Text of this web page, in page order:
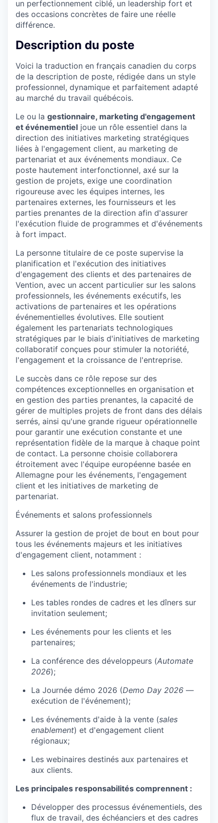
un perfectionnement ciblé, un leadership fort et
des occasions concrètes de faire une réelle
différence.
Description du poste
Voici la traduction en français canadien du corps
de la description de poste, rédigée dans un style
professionnel, dynamique et parfaitement adapté
au marché du travail québécois.
Le ou la gestionnaire, marketing d'engagement
et événementiel joue un rôle essentiel dans la
direction des initiatives marketing stratégiques
liées à l'engagement client, au marketing de
partenariat et aux événements mondiaux. Ce
poste hautement interfonctionnel, axé sur la
gestion de projets, exige une coordination
rigoureuse avec les équipes internes, les
partenaires externes, les fournisseurs et les
parties prenantes de la direction afin d'assurer
l'exécution fluide de programmes et d'événements
à fort impact.
La personne titulaire de ce poste supervise la
planification et l'exécution des initiatives
d'engagement des clients et des partenaires de
Vention, avec un accent particulier sur les salons
professionnels, les événements exécutifs, les
activations de partenaires et les opérations
événementielles évolutives. Elle soutient
également les partenariats technologiques
stratégiques par le biais d'initiatives de marketing
collaboratif conçues pour stimuler la notoriété,
l'engagement et la croissance de l'entreprise.
Le succès dans ce rôle repose sur des
compétences exceptionnelles en organisation et
en gestion des parties prenantes, la capacité de
gérer de multiples projets de front dans des délais
serrés, ainsi qu'une grande rigueur opérationnelle
pour garantir une exécution constante et une
représentation fidèle de la marque à chaque point
de contact. La personne choisie collaborera
étroitement avec l'équipe européenne basée en
Allemagne pour les événements, l'engagement
client et les initiatives de marketing de
partenariat.
Événements et salons professionnels
Assurer la gestion de projet de bout en bout pour
tous les événements majeurs et les initiatives
d'engagement client, notamment :
Les salons professionnels mondiaux et les
événements de l'industrie;
Les tables rondes de cadres et les dîners sur
invitation seulement;
Les événements pour les clients et les
partenaires;
La conférence des développeurs (Automate
2026);
La Journée démo 2026 (Demo Day 2026 —
exécution de l'événement);
Les événements d'aide à la vente (sales
enablement) et d'engagement client
régionaux;
Les webinaires destinés aux partenaires et
aux clients.
Les principales responsabilités comprennent :
Développer des processus événementiels, des
flux de travail, des échéanciers et des cadres